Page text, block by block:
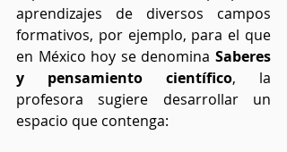
aprendizajes de diversos campos
formativos, por ejemplo, para el que
en México hoy se denomina Saberes
y pensamiento científico, la
profesora sugiere desarrollar un
espacio que contenga: